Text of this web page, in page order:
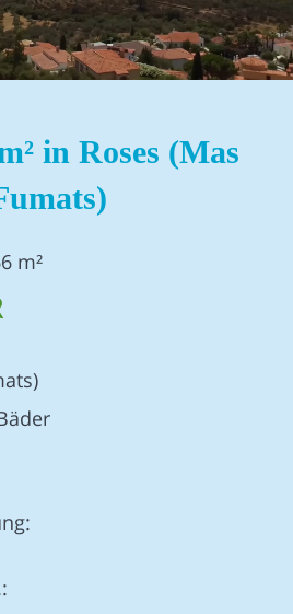
in Roses (Mas
m²